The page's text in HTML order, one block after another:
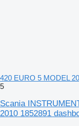
420 EURO 5 MODEL
5
Scania
2010 1852891